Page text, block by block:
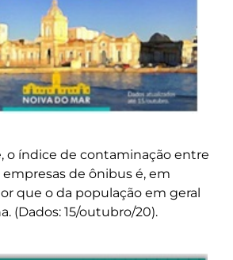
o índice de contaminação entre
de ônibus é, em
que o da população em geral
(Dados: 15/outubro/20).